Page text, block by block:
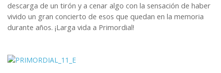
descarga de un tirón y a cenar algo con la sensación de haber
vivido un gran concierto de esos que quedan en la memoria
durante años. ¡Larga vida a Primordial!